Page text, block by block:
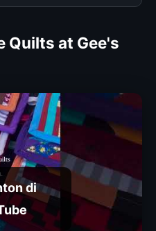
Quilts at Gee's
di